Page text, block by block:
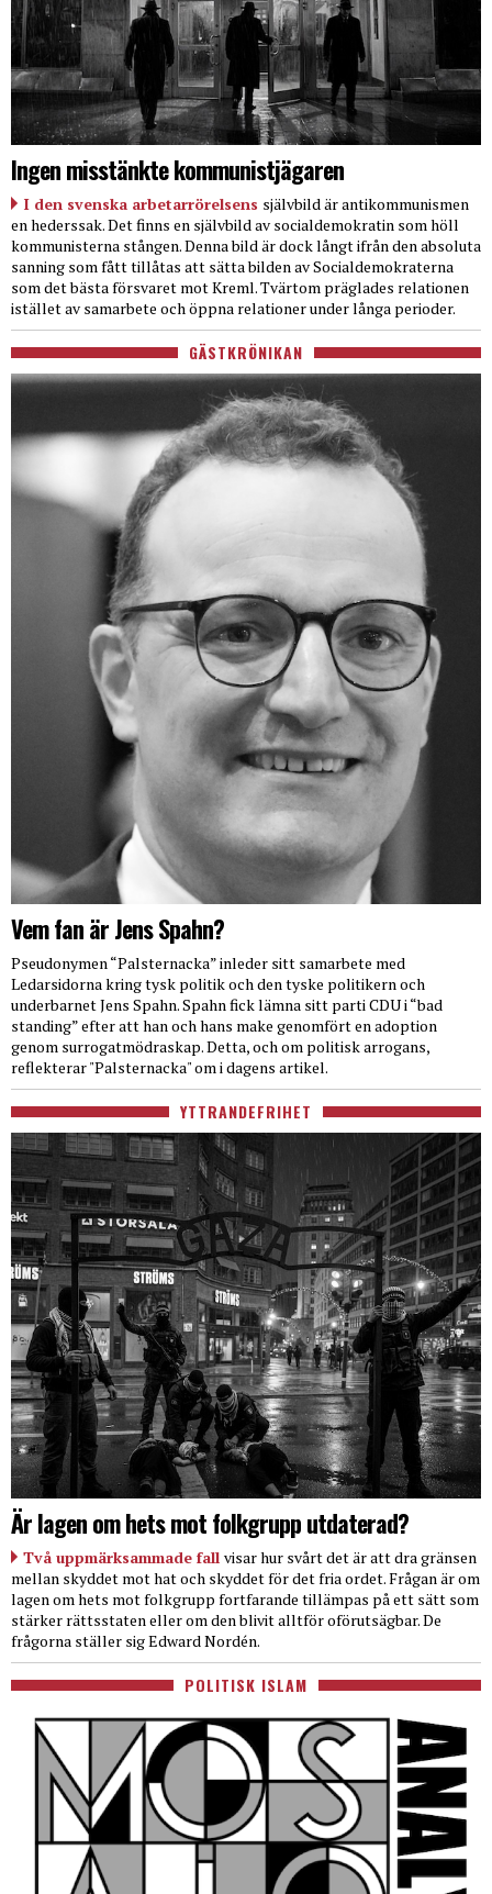
Ingen misstänkte kommunistjägaren
I den svenska arbetarrörelsens självbild är antikommunismen
en hederssak. Det finns en självbild av socialdemokratin som höll
kommunisterna stången. Denna bild är dock långt ifrån den absoluta
sanning som fått tillåtas att sätta bilden av Socialdemokraterna
som det bästa försvaret mot Kreml. Tvärtom präglades relationen
istället av samarbete och öppna relationer under långa perioder.
GÄSTKRÖNIKAN
Vem fan är Jens Spahn?
Pseudonymen “Palsternacka” inleder sitt samarbete med
Ledarsidorna kring tysk politik och den tyske politikern och
underbarnet Jens Spahn. Spahn fick lämna sitt parti CDU i “bad
standing” efter att han och hans make genomfört en adoption
genom surrogatmödraskap. Detta, och om politisk arrogans,
reflekterar "Palsternacka" om i dagens artikel.
YTTRANDEFRIHET
Är lagen om hets mot folkgrupp utdaterad?
Två uppmärksammade fall visar hur svårt det är att dra gränsen
mellan skyddet mot hat och skyddet för det fria ordet. Frågan är om
lagen om hets mot folkgrupp fortfarande tillämpas på ett sätt som
stärker rättsstaten eller om den blivit alltför oförutsägbar. De
frågorna ställer sig Edward Nordén.
POLITISK ISLAM